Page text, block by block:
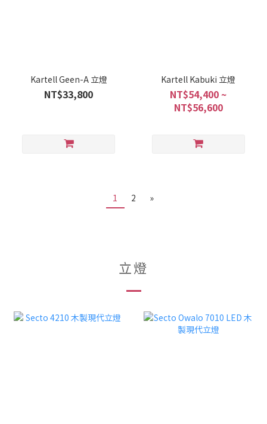
Kartell Geen-A 立燈
NT$33,800
Kartell Kabuki 立燈
NT$54,400 ~
NT$56,600
1 2 »
立燈